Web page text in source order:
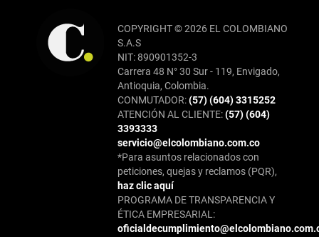
COPYRIGHT © 2026 EL COLOMBIANO
S.A.S
NIT: 890901352-3
Carrera 48 N° 30 Sur - 119, Envigado,
Antioquia, Colombia.
CONMUTADOR:(57) (604) 3315252
ATENCIÓN AL CLIENTE:(57) (604)
3393333
servicio@elcolombiano.com.co
*Para asuntos relacionados con
peticiones, quejas y reclamos (PQR),
haz clic aquí
PROGRAMA DE TRANSPARENCIA Y
ÉTICA EMPRESARIAL: